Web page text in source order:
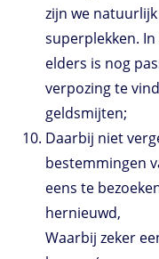
zijn we
superplekken.
elders is nog
verpozing te
geldsmijten;
Daarbij niet
bestemmingen
eens te
hernieuwd,
Waarbij zeker